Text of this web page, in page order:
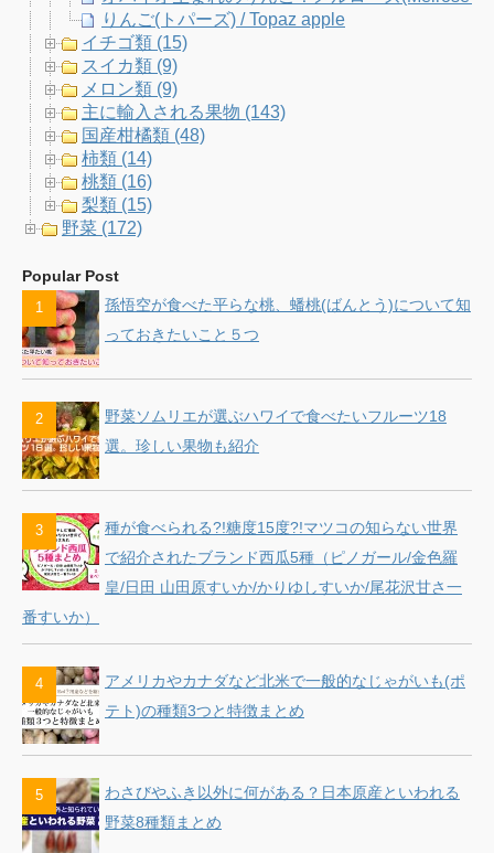
りんご(トパーズ) / Topaz apple
イチゴ類 (15)
スイカ類 (9)
メロン類 (9)
主に輸入される果物 (143)
国産柑橘類 (48)
柿類 (14)
桃類 (16)
梨類 (15)
野菜 (172)
Popular Post
孫悟空が食べた平らな桃、蟠桃(ばんとう)について知
っておきたいこと５つ
野菜ソムリエが選ぶハワイで食べたいフルーツ18
選。珍しい果物も紹介
種が食べられる?!糖度15度?!マツコの知らない世界
で紹介されたブランド西瓜5種（ピノガール/金色羅
皇/日田 山田原すいか/かりゆしすいか/尾花沢甘さ一
番すいか）
アメリカやカナダなど北米で一般的なじゃがいも(ポ
テト)の種類3つと特徴まとめ
わさびやふき以外に何がある？日本原産といわれる
野菜8種類まとめ